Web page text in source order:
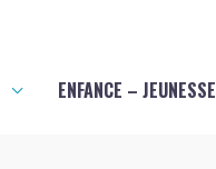
ENFANCE – JEUNESSE